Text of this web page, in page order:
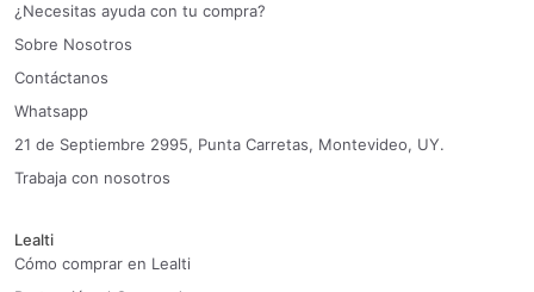
¿Necesitas ayuda con tu compra?
Sobre Nosotros
Contáctanos
Whatsapp
21 de Septiembre 2995, Punta Carretas, Montevideo, UY.
Trabaja con nosotros
Lealti
Cómo comprar en Lealti